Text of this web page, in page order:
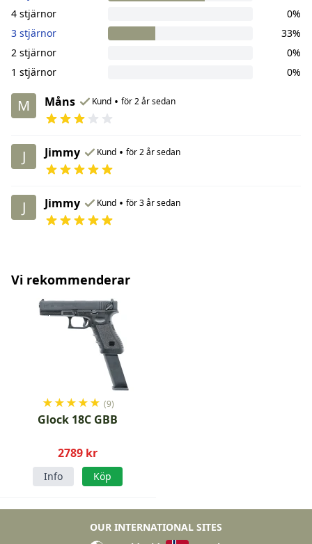
4 stjärnor
0%
3 stjärnor
33%
2 stjärnor
0%
1 stjärnor
0%
M Måns Kund • för 2 år sedan
J Jimmy Kund • för 2 år sedan
J Jimmy Kund • för 3 år sedan
Vi rekommenderar
★★★★★ (9)
Glock 18C GBB
2789 kr
Info Köp
OUR INTERNATIONAL SITES